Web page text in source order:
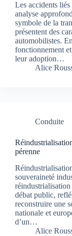
Les accidents
analyse
symbole de la
présentent des
automobilistes.
fonctionnement
leur adoption…
Alice
Conduite
pérenne
souveraineté
réindustrialisation
débat public,
reconstruire une
nationale et
d’un…
Alice